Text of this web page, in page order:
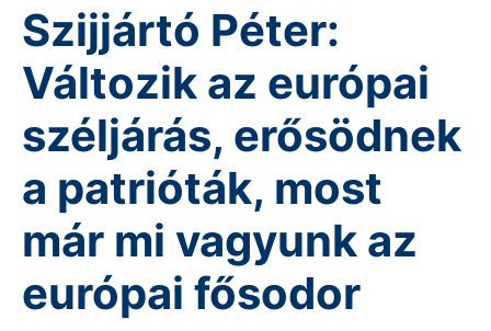
Szijjártó Péter:
Változik az európai
széljárás, erősödnek
a patrióták, most
már mi vagyunk az
európai fősodor